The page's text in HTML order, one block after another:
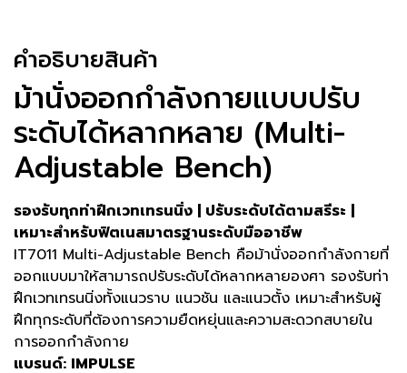
คําอธิบายสินค้า
ม้านั่งออกกำลังกายแบบปรับ
ระดับได้หลากหลาย (Multi-
Adjustable Bench)
รองรับทุกท่าฝึกเวทเทรนนิ่ง | ปรับระดับได้ตามสรีระ |
เหมาะสำหรับฟิตเนสมาตรฐานระดับมืออาชีพ
IT7011 Multi-Adjustable Bench คือม้านั่งออกกำลังกายที่
ออกแบบมาให้สามารถปรับระดับได้หลากหลายองศา รองรับท่า
ฝึกเวทเทรนนิ่งทั้งแนวราบ แนวชัน และแนวตั้ง เหมาะสำหรับผู้
ฝึกทุกระดับที่ต้องการความยืดหยุ่นและความสะดวกสบายใน
การออกกำลังกาย
แบรนด์: IMPULSE